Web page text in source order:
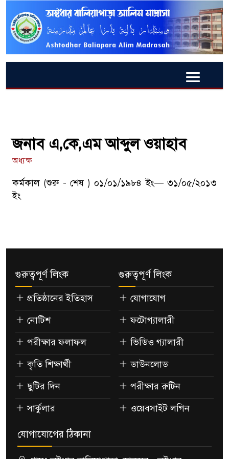
জনাব এ,কে,এম আব্দুল ওয়াহাব
অধ্যক্ষ
কর্মকাল (শুরু - শেষ ) ০১/০১/১৯৮৪ ইং— ৩১/০৫/২০১৩
ইং
গুরুত্বপূর্ণ লিংক
প্রতিষ্ঠানের ইতিহাস
নোটিশ
পরীক্ষার ফলাফল
কৃতি শিক্ষার্থী
ছুটির দিন
সার্কুলার
গুরুত্বপূর্ণ লিংক
যোগাযোগ
ফটোগ্যালারী
ভিডিও গ্যালারী
ডাউনলোড
পরীক্ষার রুটিন
ওয়েবসাইট লগিন
যোগাযোগের ঠিকানা